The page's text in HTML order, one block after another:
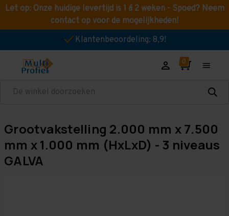
Let op: Onze huidige levertijd is 1 á 2 weken - Spoed? Neem
contact op voor de mogelijkheden!
Klantenbeoordeling: 8,9!
Zoeken
Grootvakstelling 2.000 mm x 7.500
mm x 1.000 mm (HxLxD) - 3 niveaus
GALVA